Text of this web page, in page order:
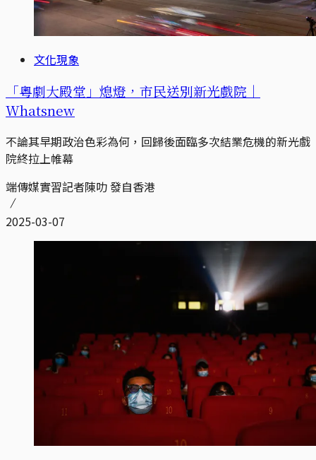
文化現象
「粵劇大殿堂」熄燈，市民送別新光戲院｜
Whatsnew
不論其早期政治色彩為何，回歸後面臨多次結業危機的新光戲
院終拉上帷幕
端傳媒實習記者陳叻 發自香港
2025-03-07